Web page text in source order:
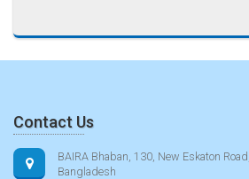
Contact Us
BAIRA Bhaban, 130, New Eskaton
Bangladesh